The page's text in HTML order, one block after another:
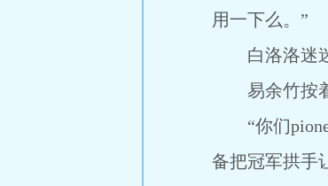
用一下么。”
白洛洛迷迷
易余竹按着
“你们
备把冠军拱手